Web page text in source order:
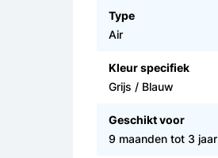
Type
Air
Kleur specifiek
Grijs / Blauw
Geschikt voor
9 maanden tot 3 jaar